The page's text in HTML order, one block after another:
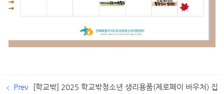
Prev
[학교밖] 2025 학교밖청소년 생리용품(제로페이 바우처) 집